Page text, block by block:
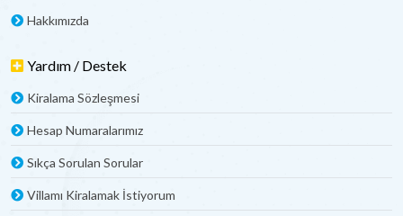
Hakkımızda
Yardım / Destek
Kiralama Sözleşmesi
Hesap Numaralarımız
Sıkça Sorulan Sorular
Villamı Kiralamak İstiyorum